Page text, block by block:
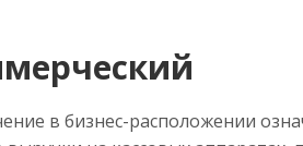
в бизнес-расположении